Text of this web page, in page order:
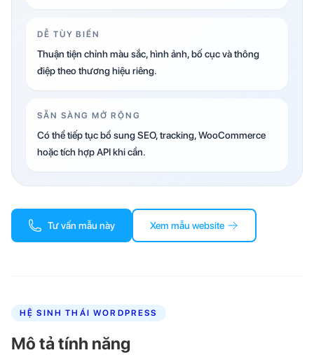
DỄ TÙY BIẾN
Thuận tiện chỉnh màu sắc, hình ảnh, bố cục và thông
điệp theo thương hiệu riêng.
SẴN SÀNG MỞ RỘNG
Có thể tiếp tục bổ sung SEO, tracking, WooCommerce
hoặc tích hợp API khi cần.
Tư vấn mẫu này Xem mẫu website
HỆ SINH THÁI WORDPRESS
Mô tả tính năng